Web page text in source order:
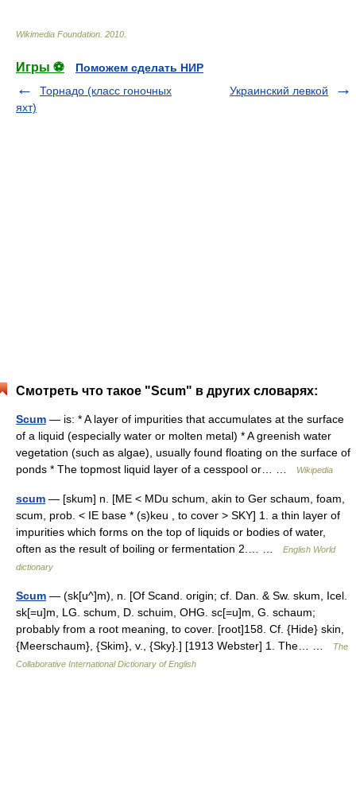
Wikimedia Foundation 2010
Игры ⚽
Поможем сделать НИР
Торнадо (класс гоночных
яхт)
Украинский левкой
Смотреть что такое "Scum" в других словарях:
Scum — is: * A layer of impurities that accumulates at the surface
of a liquid (especially water or molten metal) * A greenish water
vegetation (such as algae), usually found floating on the surface of
ponds * The topmost liquid layer of a cesspool or… …
Wikipedia
scum — [skum] n. [ME < MDu schum, akin to Ger schaum, foam,
scum, prob. < IE base * (s)keu , to cover > SKY] 1. a thin layer of
impurities which forms on the top of liquids or bodies of water,
often as the result of boiling or fermentation 2.… …
English World
dictionary
Scum — (sk[u^]m), n. [Of Scand. origin; cf. Dan. & Sw. skum, Icel.
sk[=u]m, LG. schum, D. schuim, OHG. sc[=u]m, G. schaum;
probably from a root meaning, to cover. [root]158. Cf. {Hide} skin,
{Meerschaum}, {Skim}, v., {Sky}.] [1913 Webster] 1. The… …
The
Collaborative International Dictionary of English